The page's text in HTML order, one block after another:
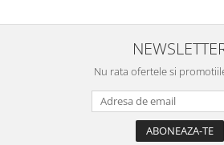
Nu rata ofertele si